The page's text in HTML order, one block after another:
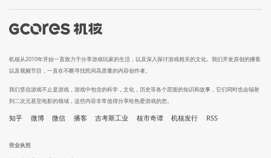
机核从2010年开始一直致力于分享游戏玩家的生活，以及深入探讨游戏相关的文化。我们开发原创的播客
以及视频节目，一直在不断寻找民间高质量的内容创作者。
我们坚信游戏不止是游戏，游戏中包含的科学，文化，历史等各个层面的知识和故事，它们同时也会辐射
到二次元甚至电影的领域，这些内容非常值得分享给热爱游戏的您。
知乎 微博 微信 播客 吉考斯工业 核市奇谭 机核发行 RSS
营业执照